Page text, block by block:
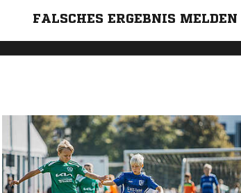
FALSCHES ERGEBNIS MELDEN